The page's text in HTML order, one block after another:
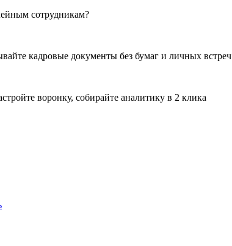
сотрудникам?
кадровые документы без бумаг и личных встреч
воронку, собирайте аналитику в 2 клика